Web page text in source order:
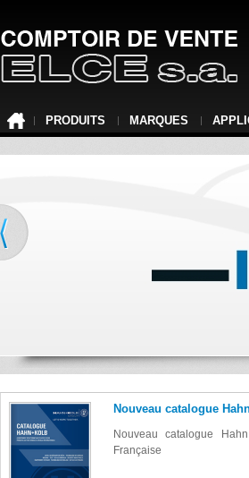
PRODUITS MARQUES
Nouveau catalogue
Nouveau catalogue
Française
Promotion Hahn
PROMOTION